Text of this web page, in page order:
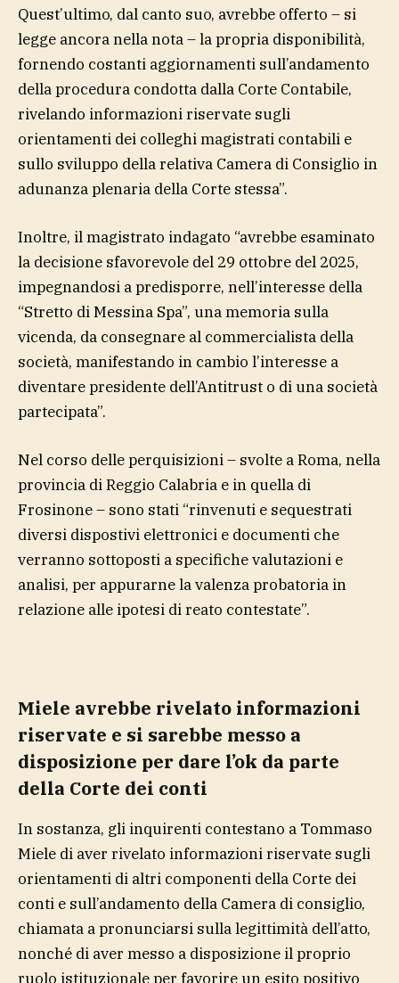
Quest’ultimo, dal canto suo, avrebbe offerto – si
legge ancora nella nota – la propria disponibilità,
fornendo costanti aggiornamenti sull’andamento
della procedura condotta dalla Corte Contabile,
rivelando informazioni riservate sugli
orientamenti dei colleghi magistrati contabili e
sullo sviluppo della relativa Camera di Consiglio in
adunanza plenaria della Corte stessa”.
Inoltre, il magistrato indagato “avrebbe esaminato
la decisione sfavorevole del 29 ottobre del 2025,
impegnandosi a predisporre, nell’interesse della
“Stretto di Messina Spa”, una memoria sulla
vicenda, da consegnare al commercialista della
società, manifestando in cambio l’interesse a
diventare presidente dell’Antitrust o di una società
partecipata”.
Nel corso delle perquisizioni – svolte a Roma, nella
provincia di Reggio Calabria e in quella di
Frosinone – sono stati “rinvenuti e sequestrati
diversi dispostivi elettronici e documenti che
verranno sottoposti a specifiche valutazioni e
analisi, per appurarne la valenza probatoria in
relazione alle ipotesi di reato contestate”.
Miele avrebbe rivelato informazioni
riservate e si sarebbe messo a
disposizione per dare l’ok da parte
della Corte dei conti
In sostanza, gli inquirenti contestano a Tommaso
Miele di aver rivelato informazioni riservate sugli
orientamenti di altri componenti della Corte dei
conti e sull’andamento della Camera di consiglio,
chiamata a pronunciarsi sulla legittimità dell’atto,
nonché di aver messo a disposizione il proprio
ruolo istituzionale per favorire un esito positivo